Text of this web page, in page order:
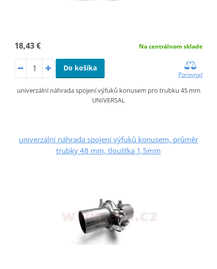
18,43 € Na centrálnom sklade
Do košíka
Porovnať
univerzální náhrada spojení výfuků konusem pro trubku 45 mm
UNIVERSAL
univerzální náhrada spojení výfuků konusem, průměr
trubky 48 mm, tloušťka 1,5mm